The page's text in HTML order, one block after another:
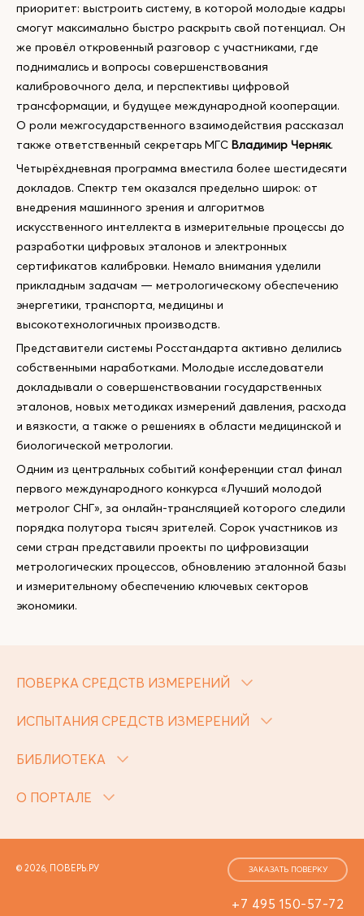
приоритет: выстроить систему, в которой молодые кадры
смогут максимально быстро раскрыть свой потенциал. Он
же провёл откровенный разговор с участниками, где
поднимались и вопросы совершенствования
калибровочного дела, и перспективы цифровой
трансформации, и будущее международной кооперации.
О роли межгосударственного взаимодействия рассказал
также ответственный секретарь МГС Владимир Черняк.
Четырёхдневная программа вместила более шестидесяти
докладов. Спектр тем оказался предельно широк: от
внедрения машинного зрения и алгоритмов
искусственного интеллекта в измерительные процессы до
разработки цифровых эталонов и электронных
сертификатов калибровки. Немало внимания уделили
прикладным задачам — метрологическому обеспечению
энергетики, транспорта, медицины и
высокотехнологичных производств.
Представители системы Росстандарта активно делились
собственными наработками. Молодые исследователи
докладывали о совершенствовании государственных
эталонов, новых методиках измерений давления, расхода
и вязкости, а также о решениях в области медицинской и
биологической метрологии.
Одним из центральных событий конференции стал финал
первого международного конкурса «Лучший молодой
метролог СНГ», за онлайн-трансляцией которого следили
порядка полутора тысяч зрителей. Сорок участников из
семи стран представили проекты по цифровизации
метрологических процессов, обновлению эталонной базы
и измерительному обеспечению ключевых секторов
экономики.
ПОВЕРКА СРЕДСТВ ИЗМЕРЕНИЙ
ИСПЫТАНИЯ СРЕДСТВ ИЗМЕРЕНИЙ
БИБЛИОТЕКА
О ПОРТАЛЕ
© 2026, ПОВЕРЬ.РУ
+7 495 150-57-72
ЗАКАЗАТЬ ПОВЕРКУ